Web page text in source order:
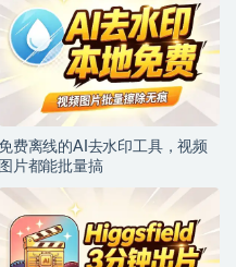
费离线的AI去水印工具，视频
图片都能批量搞